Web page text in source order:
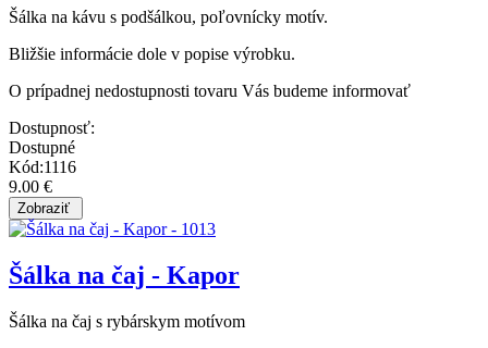
Šálka na kávu s podšálkou, poľovnícky motív.
Bližšie informácie dole v popise výrobku.
O prípadnej nedostupnosti tovaru Vás budeme informovať
Dostupnosť:
Dostupné
Kód:1116
9.00 €
Šálka na čaj - Kapor
Šálka na čaj s rybárskym motívom